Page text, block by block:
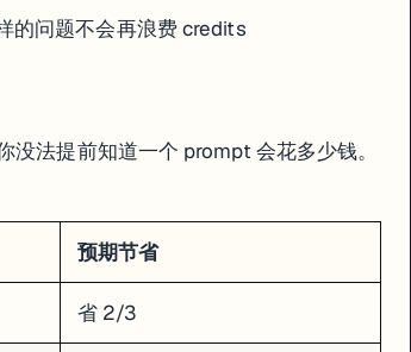
比赛参赛作品
的问题不会再浪费 credits
法提前知道一个 prompt 会花多少钱。
预期节省
省 2/3